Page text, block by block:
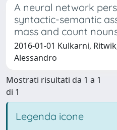
A neural network
syntactic-semantic
mass and count
2016-01-01 Kulkarni,
Alessandro
Mostrati risultati da 1 a 1
di 1
Legenda icone